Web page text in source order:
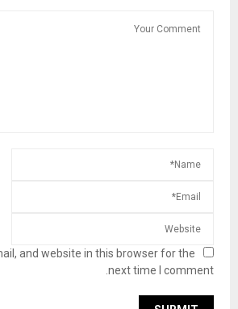
and website in this browser for the
next time I comment.